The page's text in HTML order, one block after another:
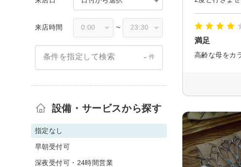
満足
来店時間 〜
条件を指定して検索 - 件
設備・サービスから探す
指定なし
早朝受付可
深夜受付可・24時間営業